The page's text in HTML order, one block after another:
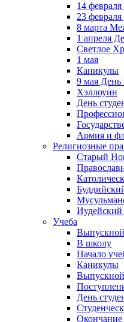
14
23
8 марта
1 апреля
Светлое
1 мая
Каникулы
9 мая
Хэллоуин
День
Армия и
Религиозные
Старый
Иудейский
Учеба
Выпускной
В школу
Начало
Каникулы
День